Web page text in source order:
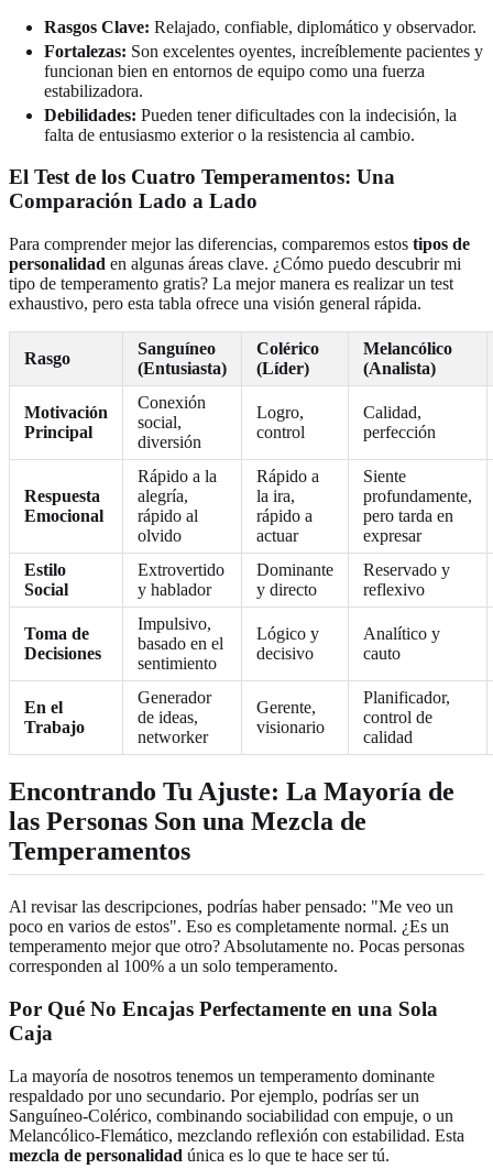
Rasgos Clave: Relajado, confiable, diplomático y observador.
Fortalezas: Son excelentes oyentes, increíblemente pacientes y
funcionan bien en entornos de equipo como una fuerza
estabilizadora.
Debilidades: Pueden tener dificultades con la indecisión, la
falta de entusiasmo exterior o la resistencia al cambio.
El Test de los Cuatro Temperamentos: Una
Comparación Lado a Lado
Para comprender mejor las diferencias, comparemos estos tipos de
personalidad en algunas áreas clave. ¿Cómo puedo descubrir mi
tipo de temperamento gratis? La mejor manera es realizar un test
exhaustivo, pero esta tabla ofrece una visión general rápida.
Rasgo
Sanguíneo
(Entusiasta)
Colérico
(Líder)
Melancólico
(Analista)
Motivación
Principal
Conexión
social,
diversión
Logro,
control
Calidad,
perfección
Respuesta
Emocional
Rápido a la
alegría,
rápido al
olvido
Rápido a
la ira,
rápido a
actuar
Siente
profundamente,
pero tarda en
expresar
Estilo
Social
Extrovertido
y hablador
Dominante
y directo
Reservado y
reflexivo
Toma de
Decisiones
Impulsivo,
basado en el
sentimiento
Lógico y
decisivo
Analítico y
cauto
En el
Trabajo
Generador
de ideas,
networker
Gerente,
visionario
Planificador,
control de
calidad
Encontrando Tu Ajuste: La Mayoría de
las Personas Son una Mezcla de
Temperamentos
Al revisar las descripciones, podrías haber pensado: "Me veo un
poco en varios de estos". Eso es completamente normal. ¿Es un
temperamento mejor que otro? Absolutamente no. Pocas personas
corresponden al 100% a un solo temperamento.
Por Qué No Encajas Perfectamente en una Sola
Caja
La mayoría de nosotros tenemos un temperamento dominante
respaldado por uno secundario. Por ejemplo, podrías ser un
Sanguíneo-Colérico, combinando sociabilidad con empuje, o un
Melancólico-Flemático, mezclando reflexión con estabilidad. Esta
mezcla de personalidad única es lo que te hace ser tú.